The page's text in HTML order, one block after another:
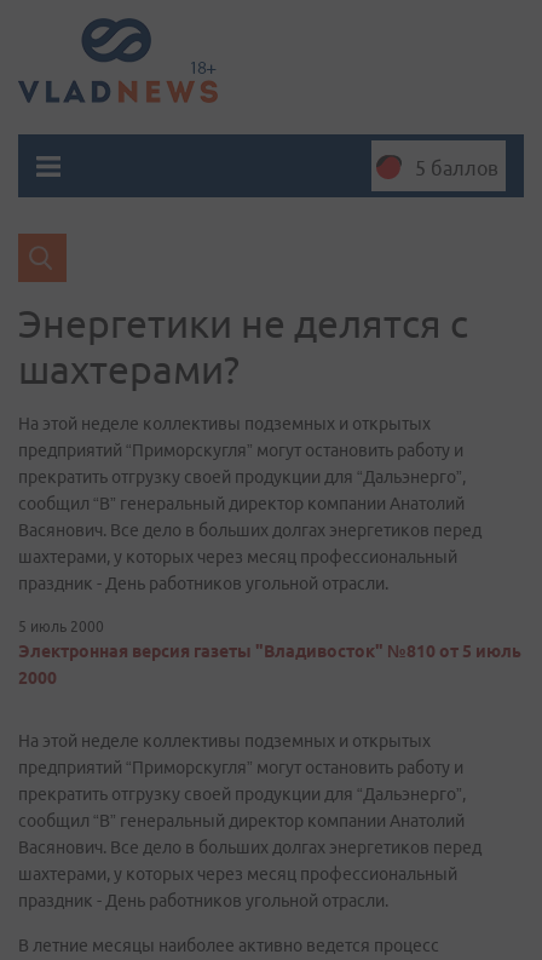
5 баллов
Энергетики не делятся с
шахтерами?
На этой неделе коллективы подземных и открытых
предприятий “Приморскугля” могут остановить работу и
прекратить отгрузку своей продукции для “Дальэнерго”,
сообщил “В” генеральный директор компании Анатолий
Васянович. Все дело в больших долгах энергетиков перед
шахтерами, у которых через месяц профессиональный
праздник - День работников угольной отрасли.
5 июль 2000
Электронная версия газеты "Владивосток" №810 от 5 июль
2000
На этой неделе коллективы подземных и открытых
предприятий “Приморскугля” могут остановить работу и
прекратить отгрузку своей продукции для “Дальэнерго”,
сообщил “В” генеральный директор компании Анатолий
Васянович. Все дело в больших долгах энергетиков перед
шахтерами, у которых через месяц профессиональный
праздник - День работников угольной отрасли.
В летние месяцы наиболее активно ведется процесс